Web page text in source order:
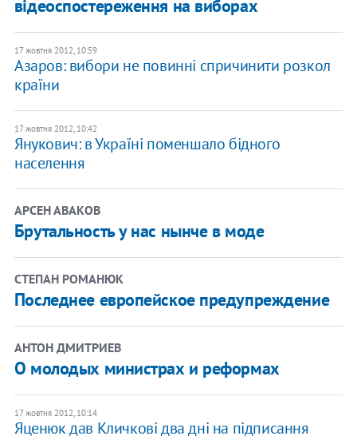
відеоспостереження на виборах
17 жовтня 2012, 10:59
Азаров: вибори не повинні спричинити розкол
країни
17 жовтня 2012, 10:42
Янукович: в Україні поменшало бідного
населення
АРСЕН АВАКОВ
Брутальность у нас нынче в моде
СТЕПАН РОМАНЮК
Последнее европейское предупреждение
АНТОН ДМИТРИЕВ
О молодых министрах и реформах
17 жовтня 2012, 10:14
Яценюк дав Кличкові два дні на підписання